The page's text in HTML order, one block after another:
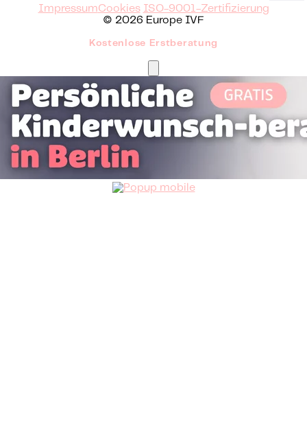
ImpressumCookies ISO-9001-Zertifizierung
© 2026 Europe IVF
Kostenlose Erstberatung